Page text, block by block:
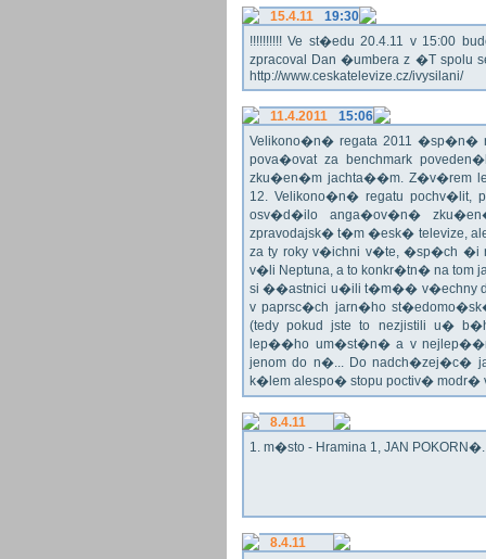
15.4.11
19:30
!!!!!!!!!! Ve st�edu 20.4.11 v 15:00
zpracoval Dan �umbera z �T spolu
http://www.ceskatelevize.cz/ivysilani/
11.4.2011
15:06
Velikono�n� regata 2011 �sp�n�
pova�ovat za benchmark
zku�en�m jachta��m. Z�v�rem
12. Velikono�n� regatu
osv�d�ilo anga�ov�n�
zpravodajsk� t�m �esk� televize,
za ty roky v�ichni v�te, �sp�ch
v�li Neptuna, a to konkr�tn� na tom
si ��astnici u�ili t�m�� v�echny
v paprsc�ch jarn�ho
(tedy pokud jste to nezjistili u�
lep��ho um�st�n� a v
jenom do n�... Do nadch�zej�c�
k�lem alespo� stopu poctiv�
8.4.11
1. m�sto - Hramina 1, JAN
8.4.11